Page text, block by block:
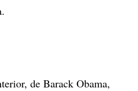
de Barack Obama,